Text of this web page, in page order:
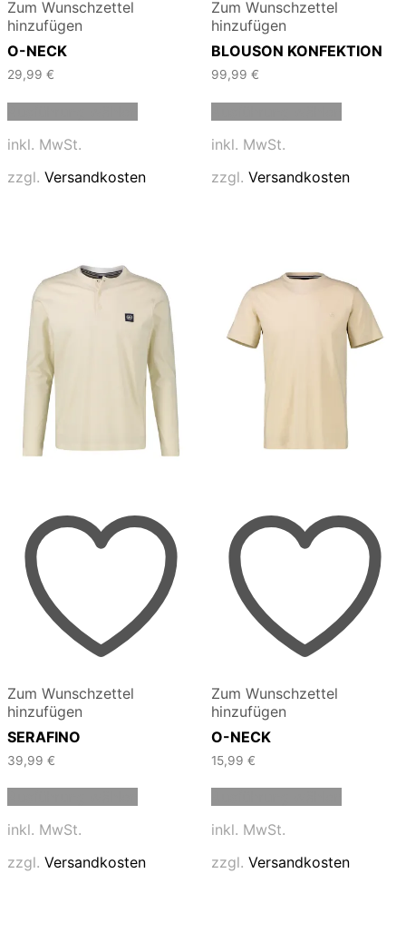
Zum Wunschzettel
hinzufügen
O-NECK
29,99 €
auf.
der
Produktseite
gewählt
werden
inkl. MwSt.
zzgl. Versandkosten
Zum Wunschzettel
hinzufügen
BLOUSON KONFEKTION
99,99 €
auf.
der
gewählt
werden
inkl. MwSt.
zzgl. Versandkosten
Zum Wunschzettel
hinzufügen
SERAFINO
39,99 €
auf.
inkl. MwSt.
zzgl. Versandkosten
Zum Wunschzettel
hinzufügen
O-NECK
15,99 €
auf.
inkl. MwSt.
zzgl. Versandkosten